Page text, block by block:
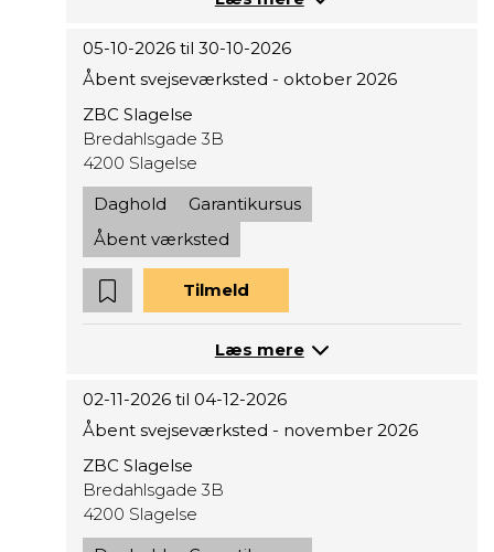
05-10-2026 til 30-10-2026
Åbent svejseværksted - oktober 2026
ZBC Slagelse
Bredahlsgade 3B
4200 Slagelse
Daghold
Garantikursus
Åbent værksted
Tilmeld
Læs mere
02-11-2026 til 04-12-2026
Åbent svejseværksted - november 2026
ZBC Slagelse
Bredahlsgade 3B
4200 Slagelse